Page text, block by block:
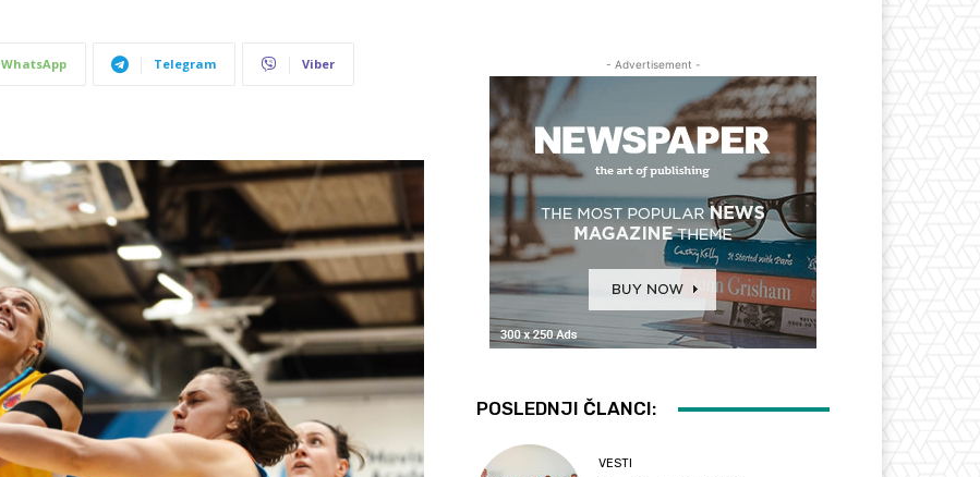
WhatsApp Telegram Viber - Advertisement -
POSLEDNJI ČLANCI:
VESTI